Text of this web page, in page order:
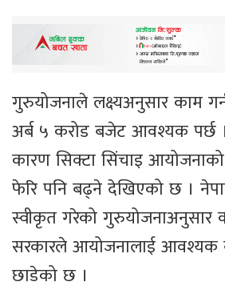
गुरुयोजनाले लक्ष्यअनुसार काम
अर्ब ५ करोड बजेट आवश्यक
कारण सिक्टा सिंचाइ
फेरि पनि बढ्ने देखिएको छ ।
स्वीकृत गरेको गुरुयोजनाअनुसार
सरकारले आयोजनालाई
छाडेको छ ।